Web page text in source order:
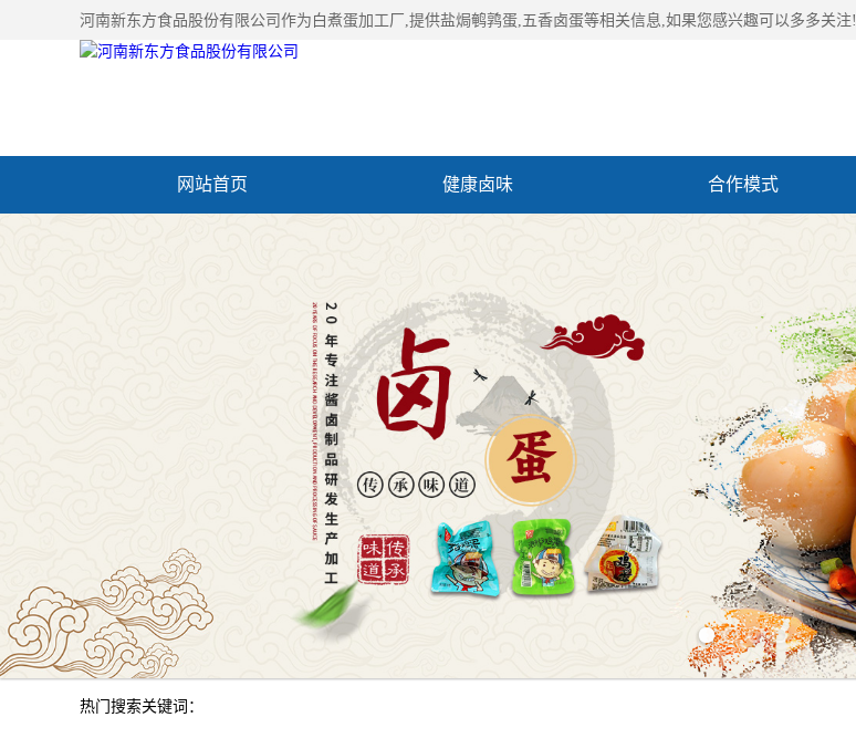
河南新东方食品股份有限公司作为 白煮蛋加工厂 ,提供盐焗鹌鹑蛋,五香卤蛋等相关信息,如果您感兴趣可以多多关注!
网站首页 健康卤味 合作模式
热门搜索关键词：